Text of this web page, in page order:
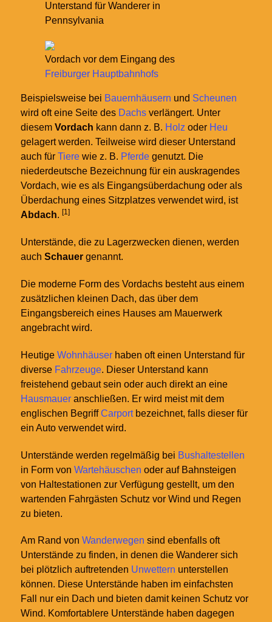
Unterstand für Wanderer in
Pennsylvania
Vordach vor dem Eingang des
Freiburger Hauptbahnhofs
Beispielsweise bei Bauernhäusern und Scheunen
wird oft eine Seite des Dachs verlängert. Unter
diesem Vordach kann dann z. B. Holz oder Heu
gelagert werden. Teilweise wird dieser Unterstand
auch für Tiere wie z. B. Pferde genutzt. Die
niederdeutsche Bezeichnung für ein auskragendes
Vordach, wie es als Eingangsüberdachung oder als
Überdachung eines Sitzplatzes verwendet wird, ist
Abdach. [1]
Unterstände, die zu Lagerzwecken dienen, werden
auch Schauer genannt.
Die moderne Form des Vordachs besteht aus einem
zusätzlichen kleinen Dach, das über dem
Eingangsbereich eines Hauses am Mauerwerk
angebracht wird.
Heutige Wohnhäuser haben oft einen Unterstand für
diverse Fahrzeuge. Dieser Unterstand kann
freistehend gebaut sein oder auch direkt an eine
Hausmauer anschließen. Er wird meist mit dem
englischen BegriffCarportbezeichnet, falls dieser für
ein Auto verwendet wird.
Unterstände werden regelmäßig bei Bushaltestellen
in Form von Wartehäuschen oder auf Bahnsteigen
von Haltestationen zur Verfügung gestellt, um den
wartenden Fahrgästen Schutz vor Wind und Regen
zu bieten.
Am Rand von Wanderwegen sind ebenfalls oft
Unterstände zu finden, in denen die Wanderer sich
bei plötzlich auftretenden Unwettern unterstellen
können. Diese Unterstände haben im einfachsten
Fall nur ein Dach und bieten damit keinen Schutz vor
Wind. Komfortablere Unterstände haben dagegen